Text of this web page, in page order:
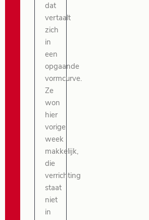
dat
vertaalt
zich
in
een
opgaande
vormcurve.
Ze
won
hier
vorige
week
makkelijk,
die
verrichting
staat
niet
in